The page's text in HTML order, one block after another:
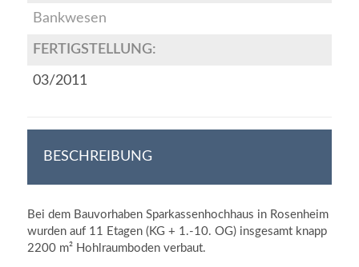
Bankwesen
FERTIGSTELLUNG:
03/2011
BESCHREIBUNG
Bei dem Bauvorhaben Sparkassenhochhaus in Rosenheim
wurden auf 11 Etagen (KG + 1.-10. OG) insgesamt knapp
2200 m² Hohlraumboden verbaut.